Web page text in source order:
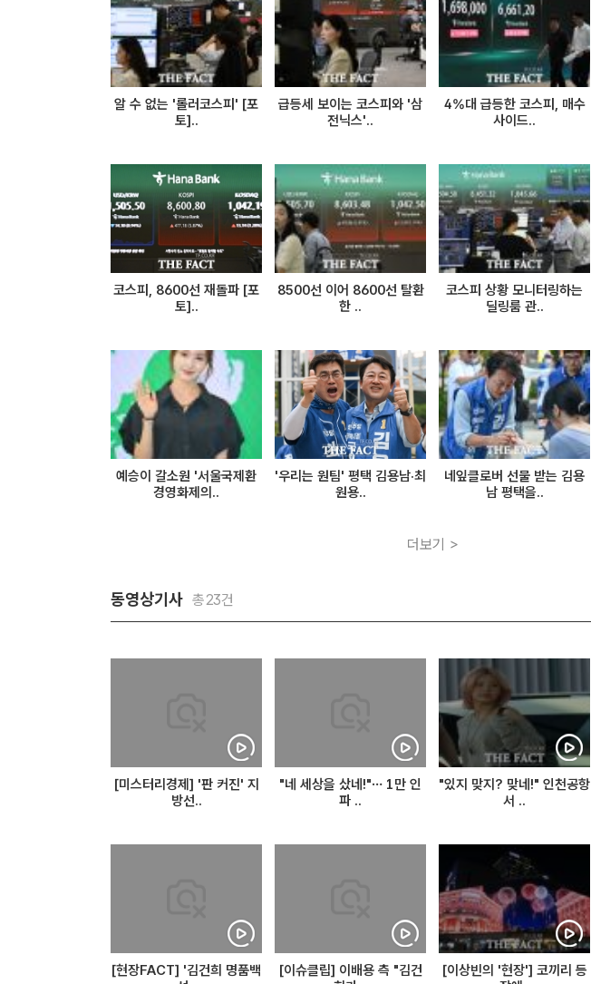
알 수 없는 '롤러코스피' [포
토]..
급등세 보이는 코스피와 '삼
전닉스'..
4%대 급등한 코스피, 매수
사이드..
코스피, 8600선 재돌파 [포
토]..
8500선 이어 8600선 탈환
한 ..
코스피 상황 모니터링하는
딜링룸 관..
예승이 갈소원 '서울국제환
경영화제의..
'우리는 원팀' 평택 김용남·최
원용..
네잎클로버 선물 받는 김용
남 평택을..
더보기 >
동영상기사 총23건
[미스터리경제] '판 커진' 지
방선..
"네 세상을 샀네!"… 1만 인
파 ..
"있지 맞지? 맞네!" 인천공항
서 ..
[현장FACT] '김건희 명품백
[이슈클립] 이배용 측 "김건
[이상빈의 '현장'] 코끼리 등